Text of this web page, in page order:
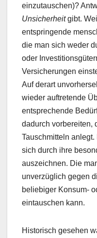
einzutauschen)?
Unsicherheitgibt.
entspringende
die man sich weder
oder
Versicherungen
Auf derart
wieder auftretende
entsprechende
dadurch vorbereiten,
Tauschmitteln
sich durch ihre
auszeichnen. Die
unverzüglich gegen
beliebiger Konsum-
eintauschen kann.
Historisch gesehen